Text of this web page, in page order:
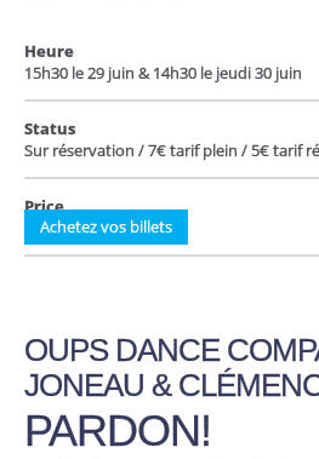
Heure
15h30 le 29 juin & 14h30 le jeudi 30 juin
Status
Sur réservation / 7€ tarif plein / 5€ tarif
Price
Achetez vos billets
OUPS DANCE
JONEAU &
PARDON!